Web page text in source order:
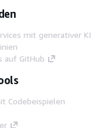
mit generativer KI
auf GitHub
Codebeispielen